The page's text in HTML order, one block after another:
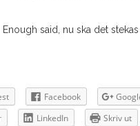
Enough said, nu ska det stekas
Facebook
LinkedIn Skriv ut